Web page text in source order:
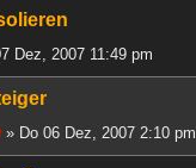
Dez, 2007 11:49 pm
» Do 06 Dez, 2007 2:10 pm